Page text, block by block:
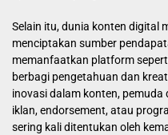
Selain itu, dunia konten digital
menciptakan sumber
memanfaatkan platform
berbagi pengetahuan dan
inovasi dalam konten,
iklan, endorsement, atau
sering kali ditentukan oleh